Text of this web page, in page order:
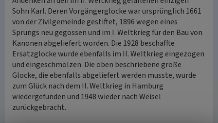
Sohn Karl. Deren Vorgängerglocke war ursprünglich 1661
von der Zivilgemeinde gestiftet, 1896 wegen eines
Sprungs neu gegossen und im I. Weltkrieg für den Bau von
Kanonen abgeliefert worden. Die 1928 beschaffte
Ersatzglocke wurde ebenfalls im II. Weltkrieg eingezogen
und eingeschmolzen. Die oben beschriebene große
Glocke, die ebenfalls abgeliefert werden musste, wurde
zum Glück nach dem II. Weltkrieg in Hamburg
wiedergefunden und 1948 wieder nach Weisel
zurückgebracht.